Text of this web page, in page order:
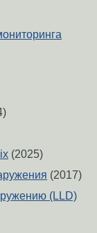
(2025)
(2017)
(LLD)